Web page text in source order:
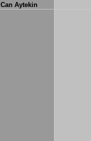
Can Aytekin